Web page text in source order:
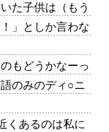
た子供は（もう
」としか言わな
もどうかなーっ
のみのディ○ニ
くあるのは私に